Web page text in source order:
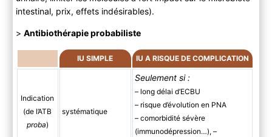
intestinal, prix, effets indésirables).
> Antibiothérapie probabiliste
IU SIMPLE IU A RISQUE DE COMPLICATION
Indication
(de l’ATB
proba)
systématique
Seulement si :
– long délai d’ECBU
– risque d’évolution en PNA
– comorbidité sévère
(immunodépression…), –